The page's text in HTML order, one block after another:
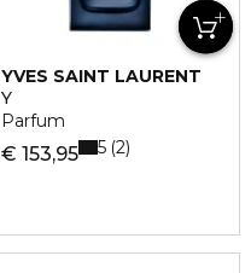
YVES SAINT LAURENT
Y
Parfum
€ 153,95 5 2